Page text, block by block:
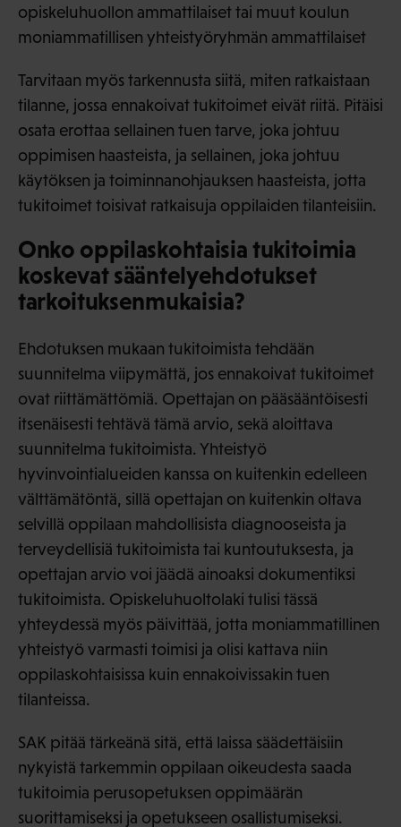
opiskeluhuollon ammattilaiset tai muut koulun
moniammatillisen yhteistyöryhmän ammattilaiset
Tarvitaan myös tarkennusta siitä, miten ratkaistaan
tilanne, jossa ennakoivat tukitoimet eivät riitä. Pitäisi
osata erottaa sellainen tuen tarve, joka johtuu
oppimisen haasteista, ja sellainen, joka johtuu
käytöksen ja toiminnanohjauksen haasteista, jotta
tukitoimet toisivat ratkaisuja oppilaiden tilanteisiin.
Onko oppilaskohtaisia tukitoimia
koskevat sääntelyehdotukset
tarkoituksenmukaisia?
Ehdotuksen mukaan tukitoimista tehdään
suunnitelma viipymättä, jos ennakoivat tukitoimet
ovat riittämättömiä. Opettajan on pääsääntöisesti
itsenäisesti tehtävä tämä arvio, sekä aloittava
suunnitelma tukitoimista. Yhteistyö
hyvinvointialueiden kanssa on kuitenkin edelleen
välttämätöntä, sillä opettajan on kuitenkin oltava
selvillä oppilaan mahdollisista diagnooseista ja
terveydellisiä tukitoimista tai kuntoutuksesta, ja
opettajan arvio voi jäädä ainoaksi dokumentiksi
tukitoimista. Opiskeluhuoltolaki tulisi tässä
yhteydessä myös päivittää, jotta moniammatillinen
yhteistyö varmasti toimisi ja olisi kattava niin
oppilaskohtaisissa kuin ennakoivissakin tuen
tilanteissa.
SAK pitää tärkeänä sitä, että laissa säädettäisiin
nykyistä tarkemmin oppilaan oikeudesta saada
tukitoimia perusopetuksen oppimäärän
suorittamiseksi ja opetukseen osallistumiseksi.